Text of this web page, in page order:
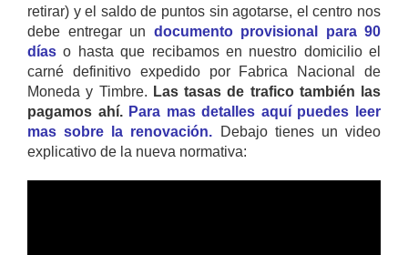
retirar) y el saldo de puntos sin agotarse, el centro nos
debe entregar un documento provisional para 90
días o hasta que recibamos en nuestro domicilio el
carné definitivo expedido por Fabrica Nacional de
Moneda y Timbre. Las tasas de trafico también las
pagamos ahí. Para mas detalles aquí puedes leer
mas sobre la renovación. Debajo tienes un video
explicativo de la nueva normativa: